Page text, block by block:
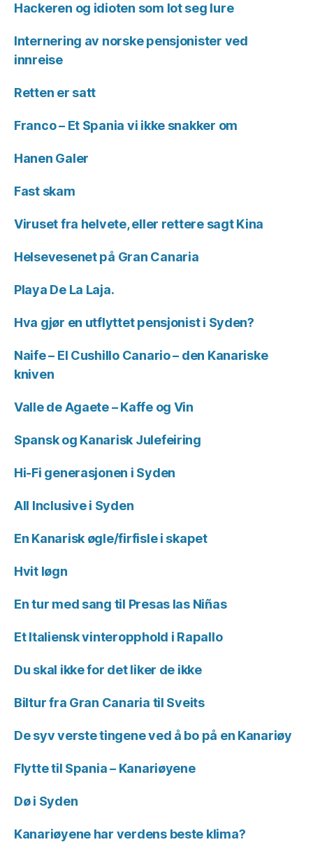
Hackeren og idioten som lot seg lure
Internering av norske pensjonister ved
innreise
Retten er satt
Franco – Et Spania vi ikke snakker om
Hanen Galer
Fast skam
Viruset fra helvete, eller rettere sagt Kina
Helsevesenet på Gran Canaria
Playa De La Laja.
Hva gjør en utflyttet pensjonist i Syden?
Naife – El Cushillo Canario – den Kanariske
kniven
Valle de Agaete – Kaffe og Vin
Spansk og Kanarisk Julefeiring
Hi-Fi generasjonen i Syden
All Inclusive i Syden
En Kanarisk øgle/firfisle i skapet
Hvit løgn
En tur med sang til Presas las Niñas
Et Italiensk vinteropphold i Rapallo
Du skal ikke for det liker de ikke
Biltur fra Gran Canaria til Sveits
De syv verste tingene ved å bo på en Kanariøy
Flytte til Spania – Kanariøyene
Dø i Syden
Kanariøyene har verdens beste klima?